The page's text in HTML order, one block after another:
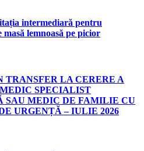
intermediară pentru
masă lemnoasă pe picior
TRANSFER LA CERERE A
SPECIALIST
SAU MEDIC DE FAMILIE CU
URGENȚĂ – IULIE 2026